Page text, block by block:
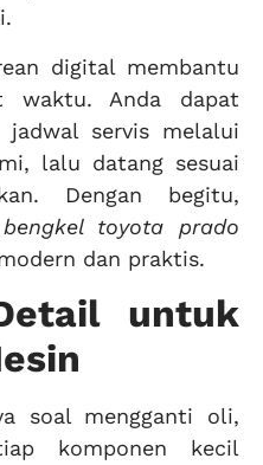
digital membantu
waktu. Anda dapat
jadwal servis melalui
lalu datang sesuai
Dengan begitu,
bengkel toyota prado
dan praktis.
untuk
soal mengganti oli,
komponen kecil